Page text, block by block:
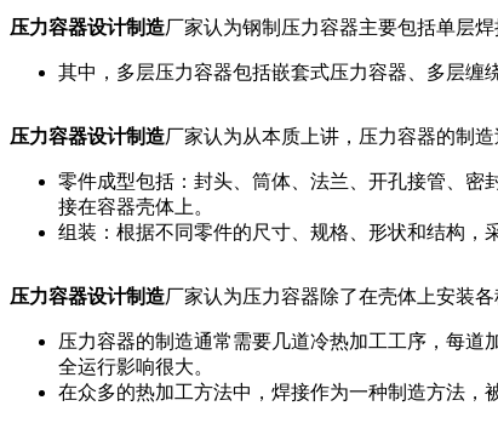
压力容器设计制造厂家认为钢制压力容器主要包括单层
其中，多层压力容器包括嵌套式压力容器、多层缠
压力容器设计制造厂家认为从本质上讲，压力容器的制
零件成型包括：封头、筒体、法兰、开孔接管、
接在容器壳体上。
组装：根据不同零件的尺寸、规格、形状和结构，
压力容器设计制造厂家认为压力容器除了在壳体上安装
压力容器的制造通常需要几道冷热加工工序，每
全运行影响很大。
在众多的热加工方法中，焊接作为一种制造方法，